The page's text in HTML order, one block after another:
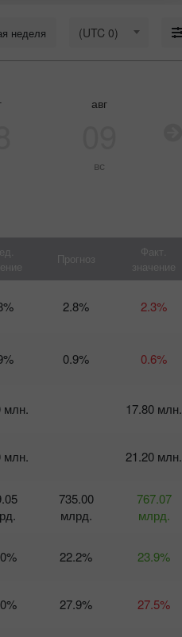
ли на
доллар
03-13 UTC+3
на 12-13 марта:
подвох
на 10-11
доллар из
тумана?
марта:
неделя (UTC 0)
авг
вс
Прогноз
Факт.
значение
2.8% 2.3%
0.9% 0.6%
млн. 17.80 млн.
млн. 21.20 млн.
735.00
млрд.
767.07
млрд.
22.2% 23.9%
27.9% 27.5%